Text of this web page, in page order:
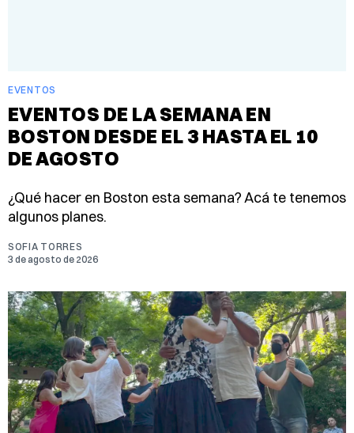
EVENTOS
EVENTOS DE LA SEMANA EN
BOSTON DESDE EL 3 HASTA EL 10
DE AGOSTO
¿Qué hacer en Boston esta semana? Acá te tenemos
algunos planes.
SOFIA TORRES
3 de agosto de 2026